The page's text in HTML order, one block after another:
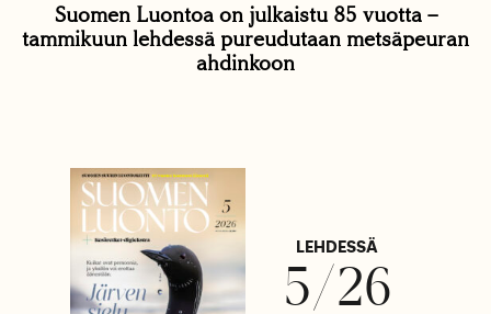
Suomen Luontoa on julkaistu 85 vuotta –
tammikuun lehdessä pureudutaan metsäpeuran
ahdinkoon
LEHDESSÄ
5/26